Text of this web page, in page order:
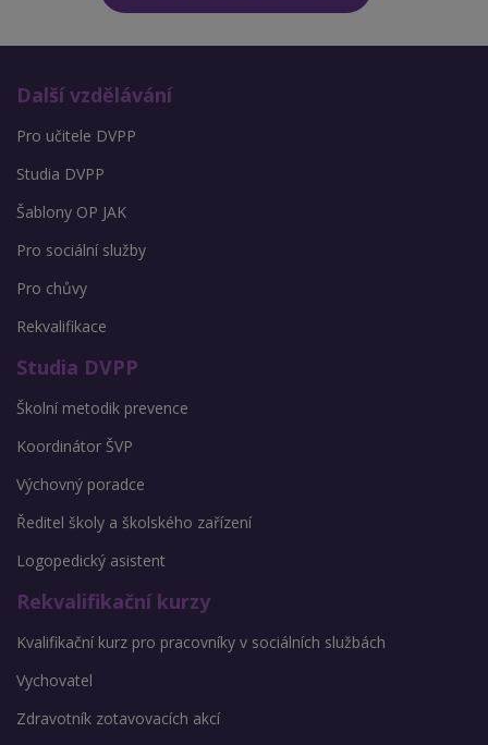
Další vzdělávání
Pro učitele DVPP
Studia DVPP
Šablony OP JAK
Pro sociální služby
Pro chůvy
Rekvalifikace
Studia DVPP
Školní metodik prevence
Koordinátor ŠVP
Výchovný poradce
Ředitel školy a školského zařízení
Logopedický asistent
Rekvalifikační kurzy
Kvalifikační kurz pro pracovníky v sociálních službách
Vychovatel
Zdravotník zotavovacích akcí